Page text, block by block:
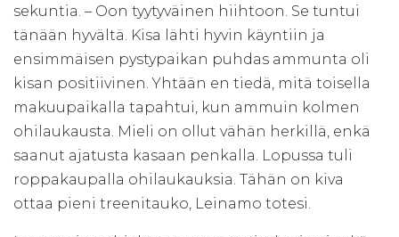
sekuntia. – Oon tyytyväinen hiihtoon. Se tuntui
tänään hyvältä. Kisa lähti hyvin käyntiin ja
ensimmäisen pystypaikan puhdas ammunta oli
kisan positiivinen. Yhtään en tiedä, mitä toisella
makuupaikalla tapahtui, kun ammuin kolmen
ohilaukausta. Mieli on ollut vähän herkillä, enkä
saanut ajatusta kasaan penkalla. Lopussa tuli
roppakaupalla ohilaukauksia. Tähän on kiva
ottaa pieni treenitauko, Leinamo totesi.